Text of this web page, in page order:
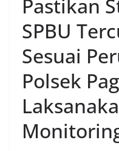
rumah ke
sekaligus
kamtibmas.
oleh warga,
menyambut
dengan
masing-
akrab,
menanyakan
lingkungan
komunikasi dua
menyampaikan
Pastikan
SPBU
Sesuai
Polsek